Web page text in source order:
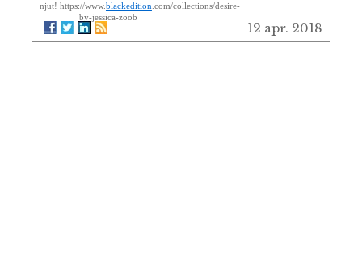
njut! https://www.blackedition .com/collections/desire-
by-jessica-zoob
12 apr. 2018